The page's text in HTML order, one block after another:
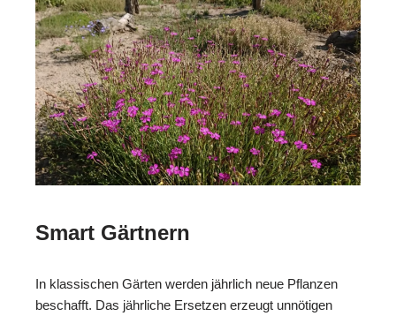
Smart Gärtnern
In klassischen Gärten werden jährlich neue Pflanzen
beschafft. Das jährliche Ersetzen erzeugt unnötigen